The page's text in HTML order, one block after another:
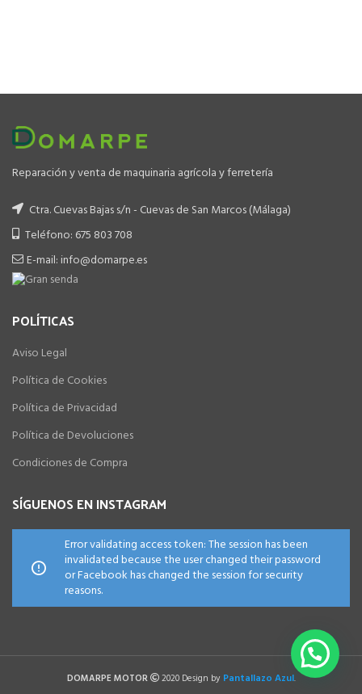
Reparación y venta de maquinaria agrícola y ferretería
Ctra. Cuevas Bajas s/n - Cuevas de San Marcos (Málaga)
Teléfono: 675 803 708
E-mail: info@domarpe.es
POLÍTICAS
Aviso Legal
Política de Cookies
Política de Privacidad
Política de Devoluciones
Condiciones de Compra
SÍGUENOS EN INSTAGRAM
Error validating access token: The session has been
invalidated because the user changed their password
or Facebook has changed the session for security
reasons.
DOMARPE MOTOR 2020 Design by Pantallazo Azul.